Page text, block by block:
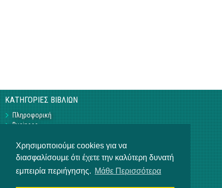
Χρησιμοποιούμε cookies για να
διασφαλίσουμε ότι έχετε την καλύτερη δυνατή
εμπειρία περιήγησης. Μάθε Περισσότερα
ΚΑΤΗΓΟΡΙΕΣ ΒΙΒΛΙΩΝ
Πληροφορική
Business
Γεωπονικά
Υπό Έκδοση
Η ΕΤΑΙΡΕΙΑ